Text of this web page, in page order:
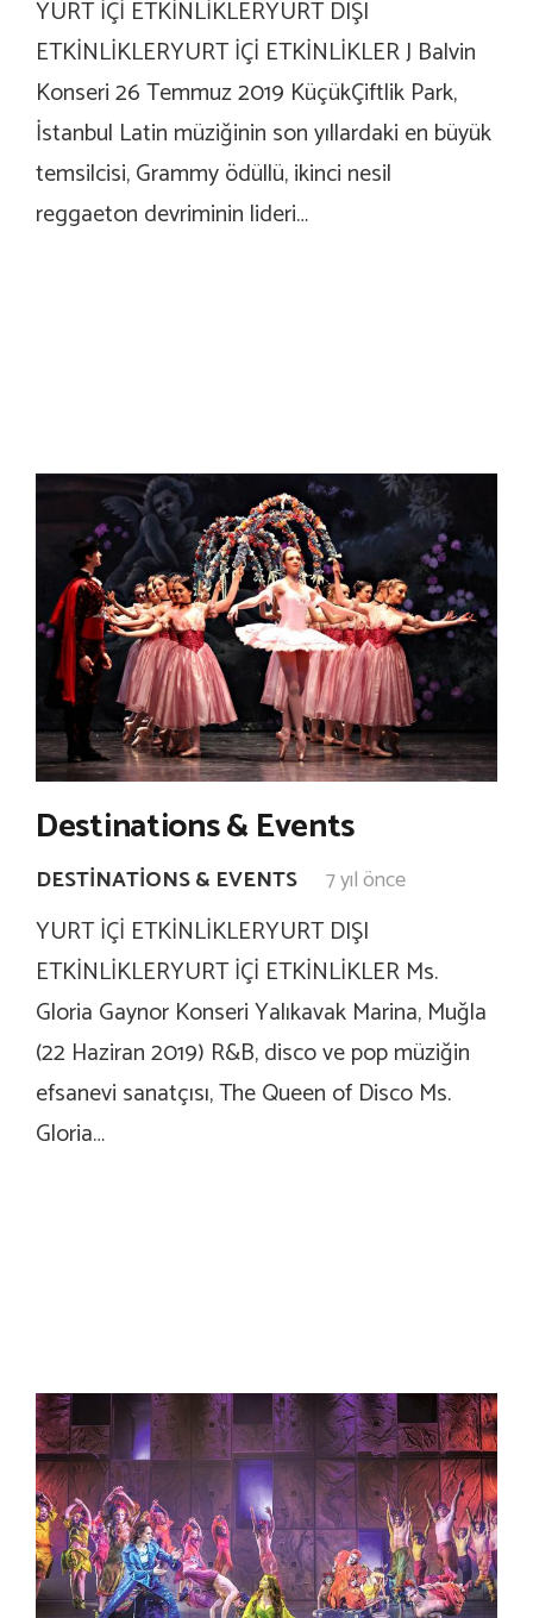
YURT İÇİ ETKİNLİKLERYURT DIŞI
ETKİNLİKLERYURT İÇİ ETKİNLİKLER J Balvin
Konseri 26 Temmuz 2019 KüçükÇiftlik Park,
İstanbul Latin müziğinin son yıllardaki en büyük
temsilcisi, Grammy ödüllü, ikinci nesil
reggaeton devriminin lideri…
Destinations & Events
DESTINATIONS & EVENTS 7 yıl önce
YURT İÇİ ETKİNLİKLERYURT DIŞI
ETKİNLİKLERYURT İÇİ ETKİNLİKLER Ms.
Gloria Gaynor Konseri Yalıkavak Marina, Muğla
(22 Haziran 2019) R&B, disco ve pop müziğin
efsanevi sanatçısı, The Queen of Disco Ms.
Gloria…